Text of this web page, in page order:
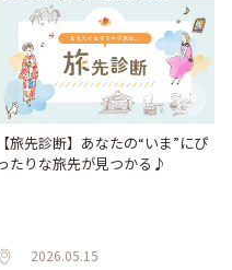
【旅先診断】あなたの“いま”にぴ
たりな旅先が見つかる♪
2026.05.15